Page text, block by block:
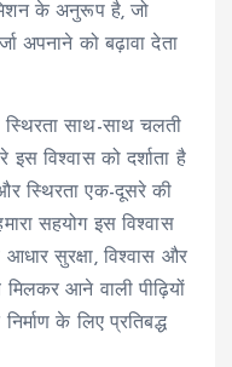
के अनुरूप है, जो
अपनाने को बढ़ावा देता
स्थिरता साथ-साथ चलती
इस विश्वास को दर्शाता है
स्थिरता एक-दूसरे की
सहयोग इस विश्वास
सुरक्षा, विश्वास और
मिलकर आने वाली पीढ़ियों
के लिए प्रतिबद्ध